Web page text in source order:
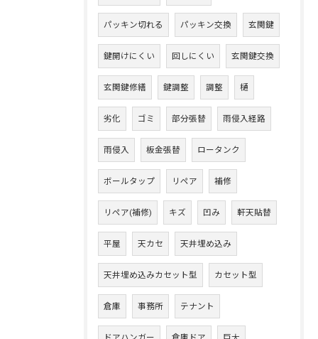
パッキン切れる パッキン交換 玄関鍵
鍵開けにくい 回しにくい 玄関鍵交換
玄関鍵修繕 鍵調整 調整 樋
劣化 ゴミ 部分張替 雨侵入経路
雨侵入 板金張替 ロータンク
ボールタップ リペア 補修
リペア(補修) キズ 凹み 軒天貼替
平屋 天カセ 天井埋め込み
天井埋め込みカセット型 カセット型
倉庫 事務所 テナント